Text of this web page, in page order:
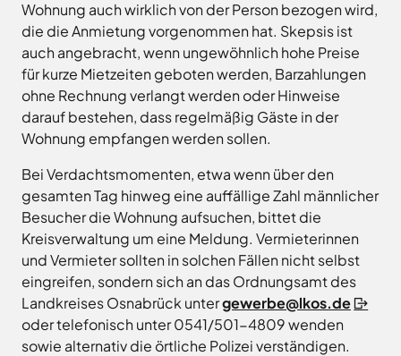
Wohnung auch wirklich von der Person bezogen wird,
die die Anmietung vorgenommen hat. Skepsis ist
auch angebracht, wenn ungewöhnlich hohe Preise
für kurze Mietzeiten geboten werden, Barzahlungen
ohne Rechnung verlangt werden oder Hinweise
darauf bestehen, dass regelmäßig Gäste in der
Wohnung empfangen werden sollen.
Bei Verdachtsmomenten, etwa wenn über den
gesamten Tag hinweg eine auffällige Zahl männlicher
Besucher die Wohnung aufsuchen, bittet die
Kreisverwaltung um eine Meldung. Vermieterinnen
und Vermieter sollten in solchen Fällen nicht selbst
eingreifen, sondern sich an das Ordnungsamt des
Landkreises Osnabrück untergewerbe@lkos.de
oder telefonisch unter 0541/501-4809 wenden
sowie alternativ die örtliche Polizei verständigen.
Stiftung
Lauter
Tourismusgesellschaft
Osnabrücker
Land
GmbH
Verkehrsgesellschaft
Osnabrück
Volkshochschule
Osnabrücker
Land
Wirtschaftsförderungsgesellschaft
Osnabrücker
Land
der
Kreisverwaltung
Karte
aufrufen
Bersenbrück
Bissendorf
Bohmte
Bramsche
Dissen
Fürstenau
Georgsmarienhütte
Glandorf
Hagen
Hasbergen
Hilter
Melle
Neuenkirchen